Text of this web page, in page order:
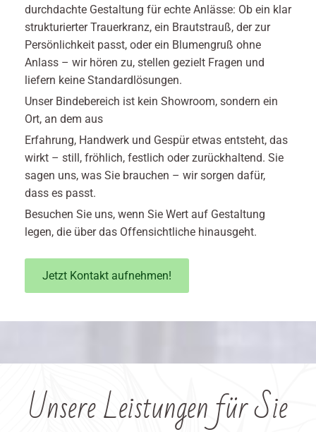
durchdachte Gestaltung für echte Anlässe: Ob ein klar
strukturierter Trauerkranz, ein Brautstrauß, der zur
Persönlichkeit passt, oder ein Blumengruß ohne
Anlass – wir hören zu, stellen gezielt Fragen und
liefern keine Standardlösungen.
Unser Bindebereich ist kein Showroom, sondern ein
Ort, an dem aus
Erfahrung, Handwerk und Gespür etwas entsteht, das
wirkt – still, fröhlich, festlich oder zurückhaltend. Sie
sagen uns, was Sie brauchen – wir sorgen dafür,
dass es passt.
Besuchen Sie uns, wenn Sie Wert auf Gestaltung
legen, die über das Offensichtliche hinausgeht.
Jetzt Kontakt aufnehmen!
Unsere Leistungen für Sie